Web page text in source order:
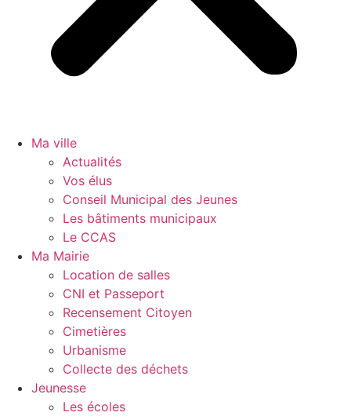
Ma ville
Actualités
Vos élus
Conseil Municipal des Jeunes
Les bâtiments municipaux
Le CCAS
Ma Mairie
Location de salles
CNI et Passeport
Recensement Citoyen
Cimetières
Urbanisme
Collecte des déchets
Jeunesse
Les écoles